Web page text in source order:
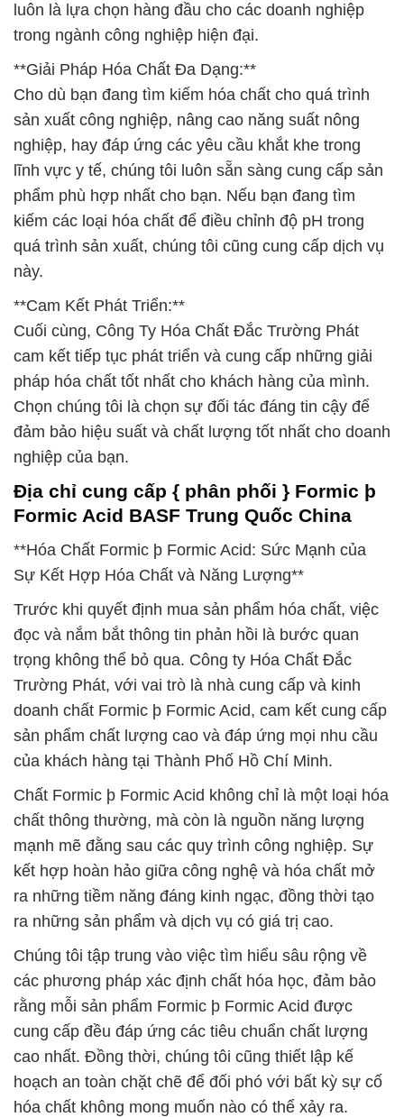
luôn là lựa chọn hàng đầu cho các doanh nghiệp
trong ngành công nghiệp hiện đại.
**Giải Pháp Hóa Chất Đa Dạng:**
Cho dù bạn đang tìm kiếm hóa chất cho quá trình
sản xuất công nghiệp, nâng cao năng suất nông
nghiệp, hay đáp ứng các yêu cầu khắt khe trong
lĩnh vực y tế, chúng tôi luôn sẵn sàng cung cấp sản
phẩm phù hợp nhất cho bạn. Nếu bạn đang tìm
kiếm các loại hóa chất để điều chỉnh độ pH trong
quá trình sản xuất, chúng tôi cũng cung cấp dịch vụ
này.
**Cam Kết Phát Triển:**
Cuối cùng, Công Ty Hóa Chất Đắc Trường Phát
cam kết tiếp tục phát triển và cung cấp những giải
pháp hóa chất tốt nhất cho khách hàng của mình.
Chọn chúng tôi là chọn sự đối tác đáng tin cậy để
đảm bảo hiệu suất và chất lượng tốt nhất cho doanh
nghiệp của bạn.
Địa chỉ cung cấp { phân phối } Formic þ
Formic Acid BASF Trung Quốc China
**Hóa Chất Formic þ Formic Acid: Sức Mạnh của
Sự Kết Hợp Hóa Chất và Năng Lượng**
Trước khi quyết định mua sản phẩm hóa chất, việc
đọc và nắm bắt thông tin phản hồi là bước quan
trọng không thể bỏ qua. Công ty Hóa Chất Đắc
Trường Phát, với vai trò là nhà cung cấp và kinh
doanh chất Formic þ Formic Acid, cam kết cung cấp
sản phẩm chất lượng cao và đáp ứng mọi nhu cầu
của khách hàng tại Thành Phố Hồ Chí Minh.
Chất Formic þ Formic Acid không chỉ là một loại hóa
chất thông thường, mà còn là nguồn năng lượng
mạnh mẽ đằng sau các quy trình công nghiệp. Sự
kết hợp hoàn hảo giữa công nghệ và hóa chất mở
ra những tiềm năng đáng kinh ngạc, đồng thời tạo
ra những sản phẩm và dịch vụ có giá trị cao.
Chúng tôi tập trung vào việc tìm hiểu sâu rộng về
các phương pháp xác định chất hóa học, đảm bảo
rằng mỗi sản phẩm Formic þ Formic Acid được
cung cấp đều đáp ứng các tiêu chuẩn chất lượng
cao nhất. Đồng thời, chúng tôi cũng thiết lập kế
hoạch an toàn chặt chẽ để đối phó với bất kỳ sự cố
hóa chất không mong muốn nào có thể xảy ra.